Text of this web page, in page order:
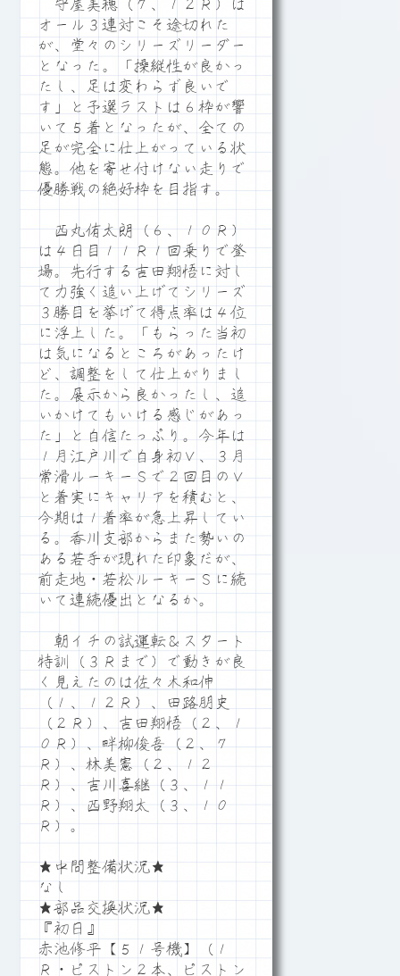
守屋美穂（７、１２Ｒ）は
オール３連対こそ途切れた
が、堂々のシリーズリーダー
となった。「操縦性が良かっ
たし、足は変わらず良いで
す」と予選ラストは６枠が響
いて５着となったが、全ての
足が完全に仕上がっている状
態。他を寄せ付けない走りで
優勝戦の絶好枠を目指す。
西丸侑太朗（６、１０Ｒ）
は４日目１１Ｒ１回乗りで登
場。先行する吉田翔悟に対し
て力強く追い上げてシリーズ
３勝目を挙げて得点率は４位
に浮上した。「もらった当初
は気になるところがあったけ
ど、調整をして仕上がりまし
た。展示から良かったし、追
いかけてもいける感じがあっ
た」と自信たっぷり。今年は
１月江戸川で自身初Ｖ、３月
常滑ルーキーＳで２回目のＶ
と着実にキャリアを積むと、
今期は１着率が急上昇してい
る。香川支部からまた勢いの
ある若手が現れた印象だが、
前走地・若松ルーキーＳに続
いて連続優出となるか。
朝イチの試運転＆スタート
特訓（３Ｒまで）で動きが良
く見えたのは佐々木和伸
（１、１２Ｒ）、田路朋史
（２Ｒ）、吉田翔悟（２、１
０Ｒ）、畔柳俊吾（２、７
Ｒ）、林美憲（２、１２
Ｒ）、吉川喜継（３、１１
Ｒ）、西野翔太（３、１０
Ｒ）。
★中間整備状況★
なし
★部品交換状況★
『初日』
赤池修平【５１号機】（１
Ｒ・ピストン２本、ピストン